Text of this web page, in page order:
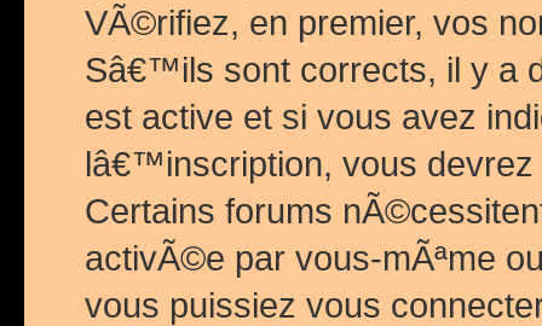
VÃ©rifiez, en premier, vos
Sâ€™ils sont corrects, il y a
est active et si vous avez
lâ€™inscription, vous
Certains forums
activÃ©e par vous-mÃªme
vous puissiez vous